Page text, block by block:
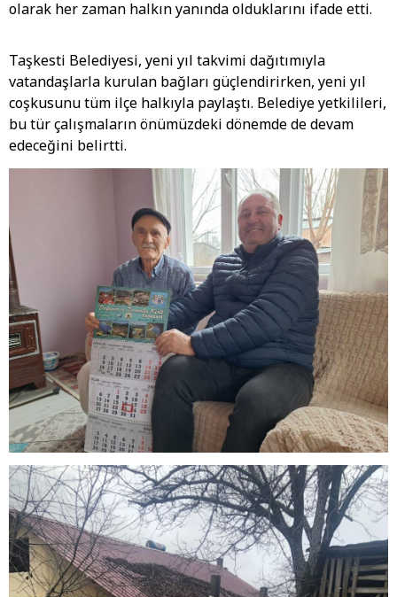
olarak her zaman halkın yanında olduklarını ifade etti.
Taşkesti Belediyesi, yeni yıl takvimi dağıtımıyla
vatandaşlarla kurulan bağları güçlendirirken, yeni yıl
coşkusunu tüm ilçe halkıyla paylaştı. Belediye yetkilileri,
bu tür çalışmaların önümüzdeki dönemde de devam
edeceğini belirtti.